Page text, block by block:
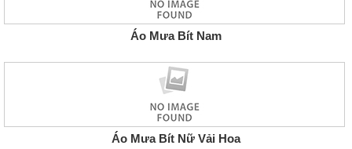
Áo Mưa Bít Nam
Áo Mưa Bít Nữ Vải Hoa